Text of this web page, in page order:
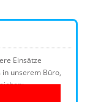
Einsätze
unserem Büro,